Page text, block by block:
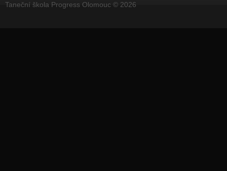
Taneční škola Progress Olomouc © 2026